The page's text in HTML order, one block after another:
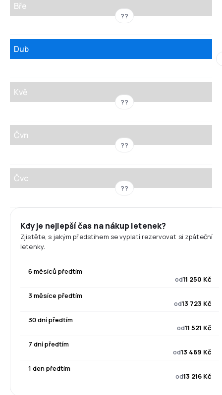
Bře
??
Dub
Kvě
??
Čvn
??
Čvc
??
Kdy je nejlepší čas na nákup letenek?
Zjistěte, s jakým předstihem se vyplatí rezervovat si zpáteční
letenky.
6 měsíců předtím
od11 250 Kč
3 měsíce předtím
od13 723 Kč
30 dní předtím
od11 521 Kč
7 dní předtím
od13 469 Kč
1 den předtím
od13 216 Kč